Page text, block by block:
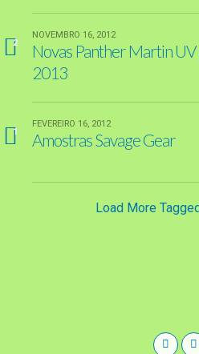
2
NOVEMBRO 16, 2012
Novas Panther Martin UV
2013
1
FEVEREIRO 16, 2012
Amostras Savage Gear
Load More